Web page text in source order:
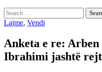
Search
for:
Lajme, Vendi
Anketa e re:
Ibrahimi jashtë